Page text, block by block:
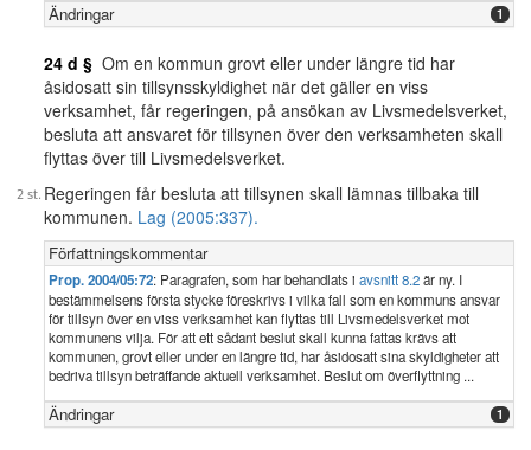
Ändringar 1
24 d § Om en kommun grovt eller under längre tid har
åsidosatt sin tillsynsskyldighet när det gäller en viss
verksamhet, får regeringen, på ansökan av Livsmedelsverket,
besluta att ansvaret för tillsynen över den verksamheten skall
flyttas över till Livsmedelsverket.
Regeringen får besluta att tillsynen skall lämnas tillbaka till
kommunen. Lag (2005:337).
Författningskommentar
Prop. 2004/05:72: Paragrafen, som har behandlats i avsnitt 8.2är ny. I
bestämmelsens första stycke föreskrivs i vilka fall som en kommuns ansvar
för tillsyn över en viss verksamhet kan flyttas till Livsmedelsverket mot
kommunens vilja. För att ett sådant beslut skall kunna fattas krävs att
kommunen, grovt eller under en längre tid, har åsidosatt sina skyldigheter att
bedriva tillsyn beträffande aktuell verksamhet. Beslut om överflyttning ...
Ändringar 1